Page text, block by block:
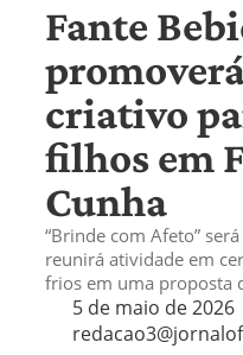
Fante
criativo
filhos em
Cunha
“Brinde com Afeto”
reunirá atividade em
frios em uma proposta
5 de maio de 2026